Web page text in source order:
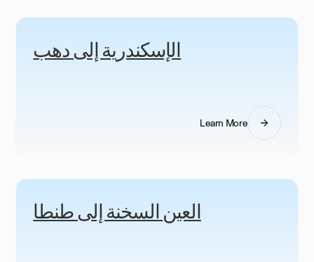
الإسكندرية إلى دهب
Learn More
العين السخنة إلى طنطا